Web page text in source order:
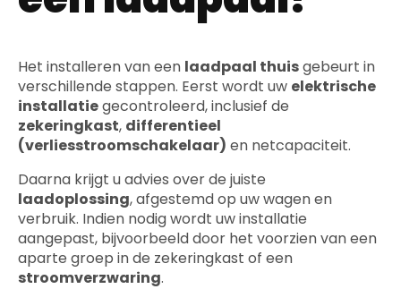
Het installeren van een laadpaal thuisgebeurt in
verschillende stappen. Eerst wordt uw elektrische
installatiegecontroleerd, inclusief de
zekeringkast, differentieel
(verliesstroomschakelaar) en netcapaciteit.
Daarna krijgt u advies over de juiste
laadoplossing, afgestemd op uw wagen en
verbruik. Indien nodig wordt uw installatie
aangepast, bijvoorbeeld door het voorzien van een
aparte groep in de zekeringkast of een
stroomverzwaring.